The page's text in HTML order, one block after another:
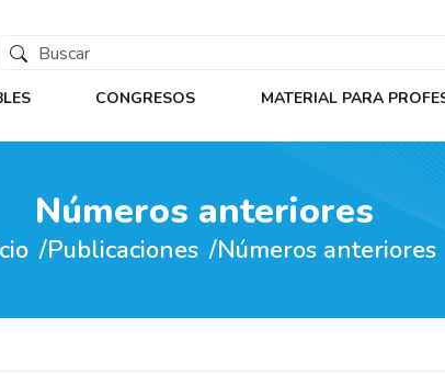
CONGRESOS MATERIAL PARA
Números anteriores
Publicaciones Números anteriores